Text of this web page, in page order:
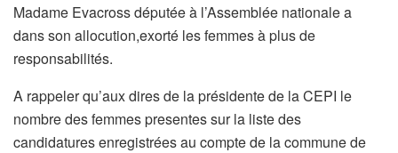
Madame Evacross députée à l’Assemblée nationale a
dans son allocution,exorté les femmes à plus de
responsabilités.
A rappeler qu’aux dires de la présidente de la CEPI le
nombre des femmes presentes sur la liste des
candidatures enregistrées au compte de la commune de